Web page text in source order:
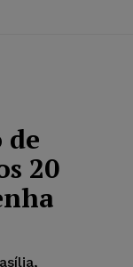
de
20